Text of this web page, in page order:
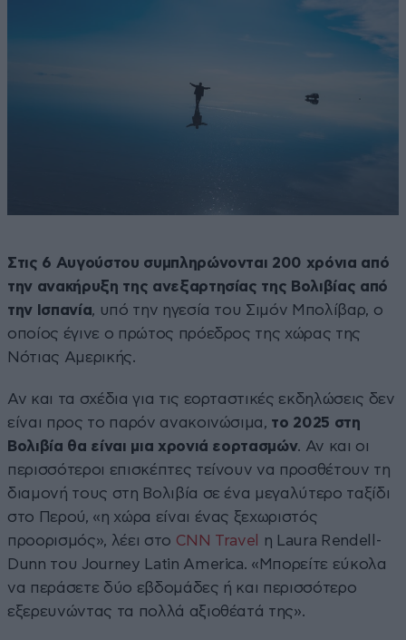
Στις 6 Αυγούστου συμπληρώνονται 200 χρόνια από
την ανακήρυξη της ανεξαρτησίας της Βολιβίας από
την Ισπανία, υπό την ηγεσία του Σιμόν Μπολίβαρ, ο
οποίος έγινε ο πρώτος πρόεδρος της χώρας της
Νότιας Αμερικής.
Αν και τα σχέδια για τις εορταστικές εκδηλώσεις δεν
είναι προς το παρόν ανακοινώσιμα, το 2025 στη
Βολιβία θα είναι μια χρονιά εορτασμών. Αν και οι
περισσότεροι επισκέπτες τείνουν να προσθέτουν τη
διαμονή τους στη Βολιβία σε ένα μεγαλύτερο ταξίδι
στο Περού, «η χώρα είναι ένας ξεχωριστός
προορισμός», λέει στο CNN Travel
η Laura Rendell-
Dunn του Journey Latin America. «Μπορείτε εύκολα
να περάσετε δύο εβδομάδες ή και περισσότερο
εξερευνώντας τα πολλά αξιοθέατά της».